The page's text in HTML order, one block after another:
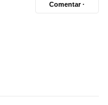
Comentar ·